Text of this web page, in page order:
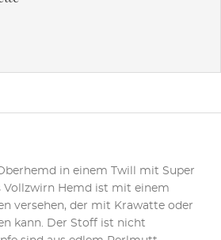
in einem Twill mit Super
Vollzwirn Hemd ist mit einem
versehen, der mit Krawatte oder
kann. Der Stoff ist nicht